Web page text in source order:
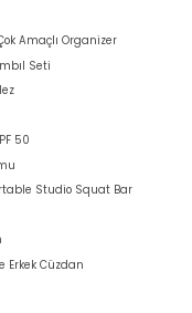
Amaçlı Organizer
Seti
50
Studio Squat Bar
Erkek Cüzdan